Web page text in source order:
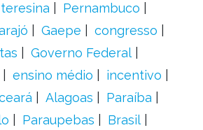
teresina
Pernambuco
Gaepe
congresso
Governo Federal
ensino médio
incentivo
Alagoas
Paraíba
Paraupebas
Brasil